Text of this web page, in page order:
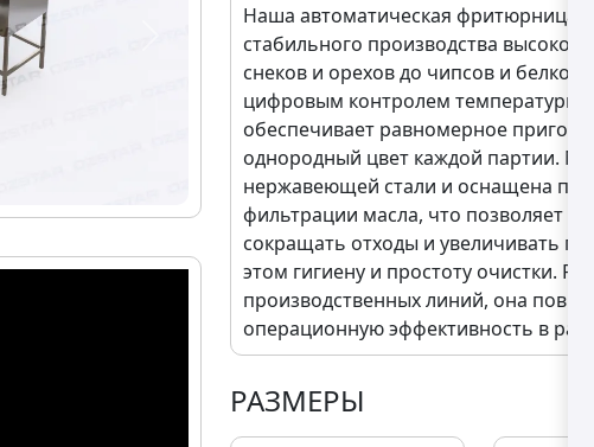
Наша автоматическая фритюрница
стабильного производства
снеков и орехов до чипсов и
цифровым контролем температуры
обеспечивает равномерное
однородный цвет каждой партии.
нержавеющей стали и оснащена
фильтрации масла, что позволяет
сокращать отходы и увеличивать
этом гигиену и простоту очистки.
производственных линий, она
операционную эффективность в
РАЗМЕРЫ